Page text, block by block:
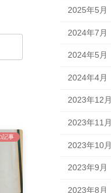
記事
2025年5月
2024年7月
2024年5月
2024年4月
2023年12月
2023年11月
2023年10月
2023年9月
2023年8月